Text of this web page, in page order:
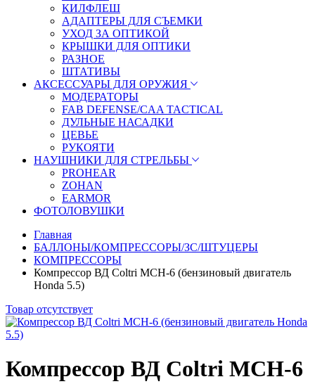
КИЛФЛЕШ
АДАПТЕРЫ ДЛЯ СЪЕМКИ
УХОД ЗА ОПТИКОЙ
КРЫШКИ ДЛЯ ОПТИКИ
РАЗНОЕ
ШТАТИВЫ
АКСЕССУАРЫ ДЛЯ ОРУЖИЯ
МОДЕРАТОРЫ
FAB DEFENSE/CAA TACTICAL
ДУЛЬНЫЕ НАСАДКИ
ЦЕВЬЕ
РУКОЯТИ
НАУШНИКИ ДЛЯ СТРЕЛЬБЫ
PROHEAR
ZOHAN
EARMOR
ФОТОЛОВУШКИ
Главная
БАЛЛОНЫ/КОМПРЕССОРЫ/ЗС/ШТУЦЕРЫ
КОМПРЕССОРЫ
Компрессор ВД Coltri MCH-6 (бензиновый двигатель
Honda 5.5)
Товар отсутствует
Компрессор ВД Coltri MCH-6